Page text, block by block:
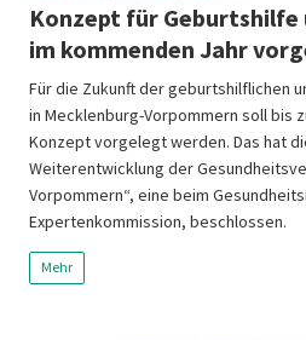
Konzept für Geburtshilfe
im kommenden Jahr
Für die Zukunft der geburtshilflichen
in Mecklenburg-Vorpommern soll bis
Konzept vorgelegt werden. Das hat
Weiterentwicklung der
Vorpommern“, eine beim
Expertenkommission, beschlossen.
Mehr